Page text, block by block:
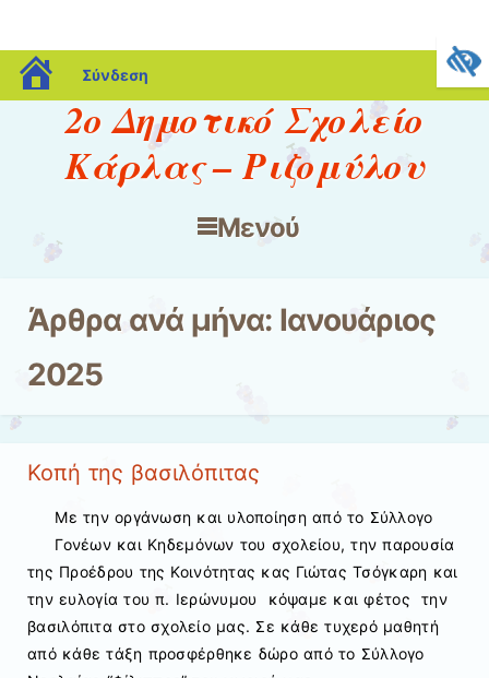
blogs.sch.gr
Σύνδεση
2ο Δημοτικό Σχολείο
Κάρλας – Ριζομύλου
Μενού
Μετάβαση στο περιεχόμενο
Άρθρα ανά μήνα: Ιανουάριος
2025
Κοπή της βασιλόπιτας
Με την οργάνωση και υλοποίηση από το Σύλλογο
Γονέων και Κηδεμόνων του σχολείου, την παρουσία
της Προέδρου της Κοινότητας κας Γιώτας Τσόγκαρη και
την ευλογία του π. Ιερώνυμου κόψαμε και φέτος την
βασιλόπιτα στο σχολείο μας. Σε κάθε τυχερό μαθητή
από κάθε τάξη προσφέρθηκε δώρο από το Σύλλογο